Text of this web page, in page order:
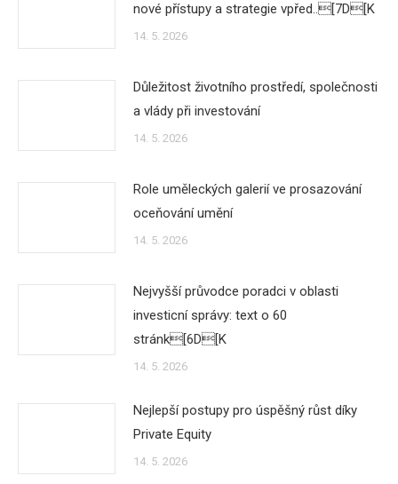
nové přístupy a strategie vpřed..[7D[K
14. 5. 2026
Důležitost životního prostředí, společnosti
a vlády při investování
14. 5. 2026
Role uměleckých galerií ve prosazování
oceňování umění
14. 5. 2026
Nejvyšší průvodce poradci v oblasti
investicní správy: text o 60
stránk[6D[K
14. 5. 2026
Nejlepší postupy pro úspěšný růst díky
Private Equity
14. 5. 2026